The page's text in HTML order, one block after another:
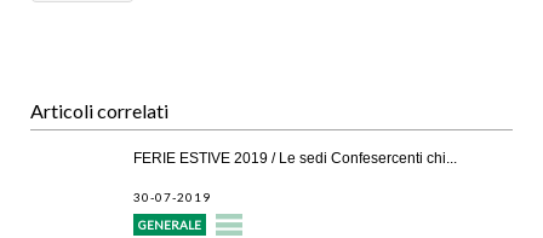
Articoli correlati
FERIE ESTIVE 2019 / Le sedi Confesercenti chi...
30-07-2019
GENERALE